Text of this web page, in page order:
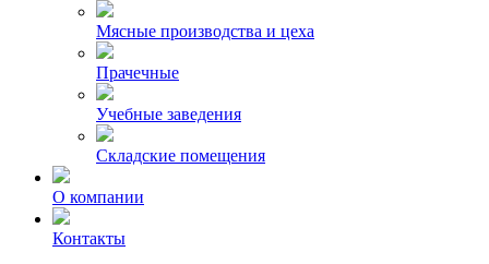
Мясные производства и цеха
Прачечные
Учебные заведения
Складские помещения
О компании
Контакты